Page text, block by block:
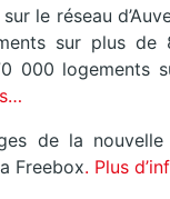
le réseau
sur plus de
000 logements
de la
Freebox. Plus